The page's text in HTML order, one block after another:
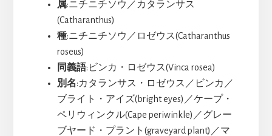
属:ニチニチソウ／カタランサス
(Catharanthus)
種:ニチニチソウ／ロゼウス(Catharanthus
roseus)
同義語:ビンカ・ロゼウス(Vinca rosea)
別名:カタランサス・ロゼウス／ビンカ／
ブライト・アイズ(bright eyes)／ケープ・
ペリウィンクル(Cape periwinkle)／グレー
ブヤード・プラント(graveyard plant)／マ